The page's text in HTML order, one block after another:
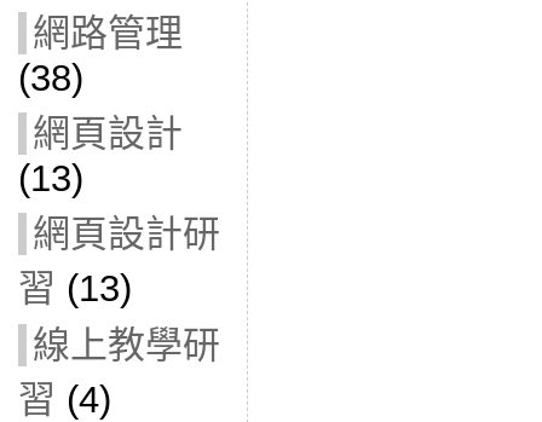
網路管理
(38)
網頁設計
(13)
網頁設計研
習 (13)
線上教學研
習 (4)